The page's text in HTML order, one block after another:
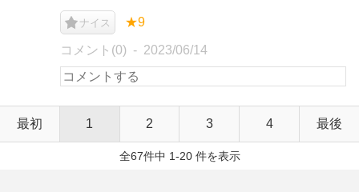
ナイス ★9
コメント(0) 2023/06/14
最初 1 2 3 4 最後
全67件中 1-20 件を表示